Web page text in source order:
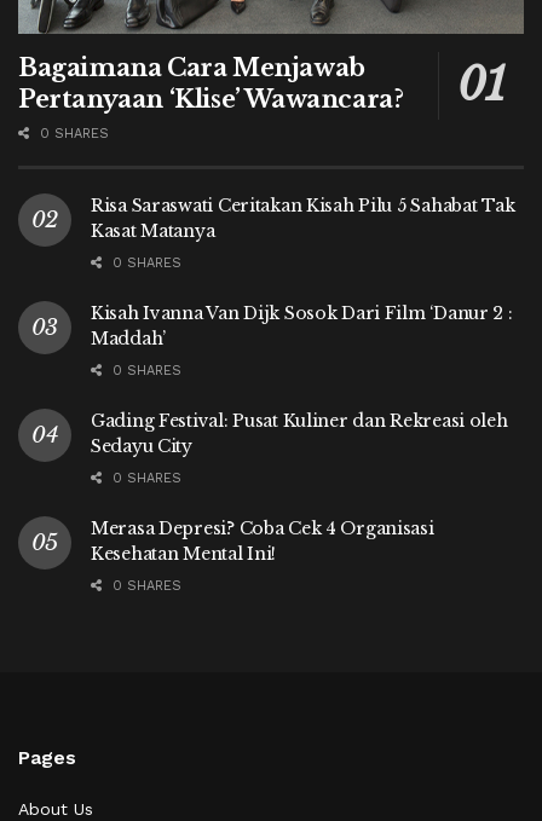
Bagaimana Cara Menjawab
Pertanyaan ‘Klise’ Wawancara?
0 SHARES
Risa Saraswati Ceritakan Kisah Pilu 5 Sahabat Tak
Kasat Matanya
0 SHARES
Kisah Ivanna Van Dijk Sosok Dari Film ‘Danur 2 :
Maddah’
0 SHARES
Gading Festival: Pusat Kuliner dan Rekreasi oleh
Sedayu City
0 SHARES
Merasa Depresi? Coba Cek 4 Organisasi
Kesehatan Mental Ini!
0 SHARES
Pages
About Us